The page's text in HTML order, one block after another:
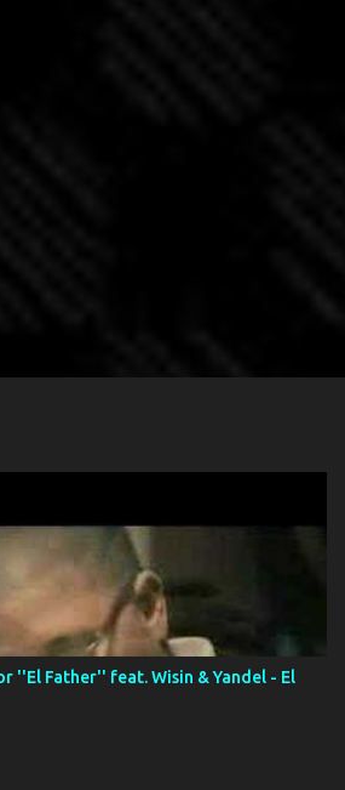
''El Father'' feat. Wisin & Yandel - El